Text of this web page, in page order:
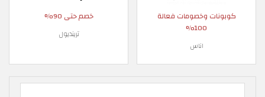
كوبونات وخصومات فعالة
100%
اناس
خصم حتى 90%
ترينديول